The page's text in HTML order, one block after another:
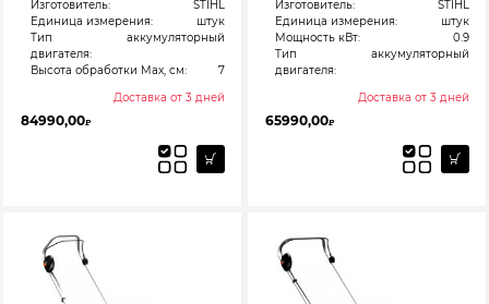
Изготовитель:
STIHL
Единица измерения:
штук
Тип
двигателя:
аккумуляторный
Высота обработки Max, см:
7
Доставка от 3 дней
84990,00₽
Изготовитель:
STIHL
Единица измерения:
штук
Мощность кВт:
0.9
Тип
двигателя:
аккумуляторный
Доставка от 3 дней
65990,00₽